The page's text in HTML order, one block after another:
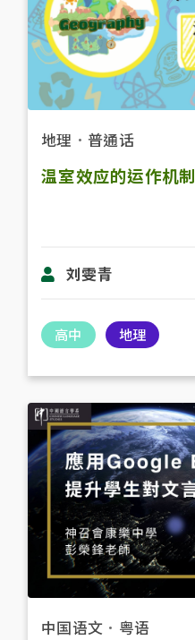
地理 ． 普通话
温室效应的运作机制
刘雯青
高中 地理
中国语文 ． 粤语